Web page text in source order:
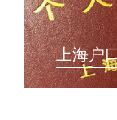
上海户